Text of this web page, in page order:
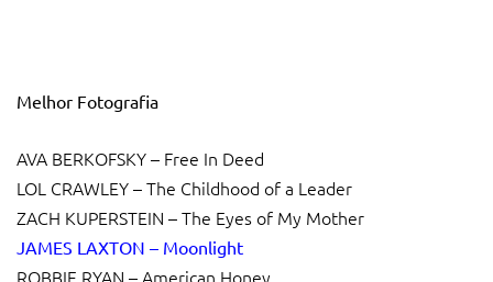
Melhor Fotografia
AVA BERKOFSKY – Free In Deed
LOL CRAWLEY – The Childhood of a Leader
ZACH KUPERSTEIN – The Eyes of My Mother
JAMES LAXTON – Moonlight
ROBBIE RYAN – American Honey